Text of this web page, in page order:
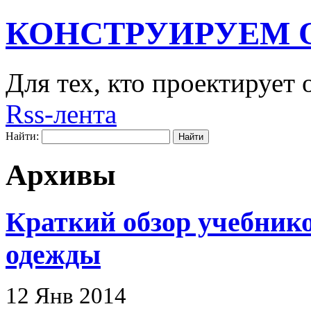
КОНСТРУИРУЕМ
Для тех, кто проектирует
Rss-лента
Найти:
Архивы
Краткий обзор
одежды
12 Янв 2014